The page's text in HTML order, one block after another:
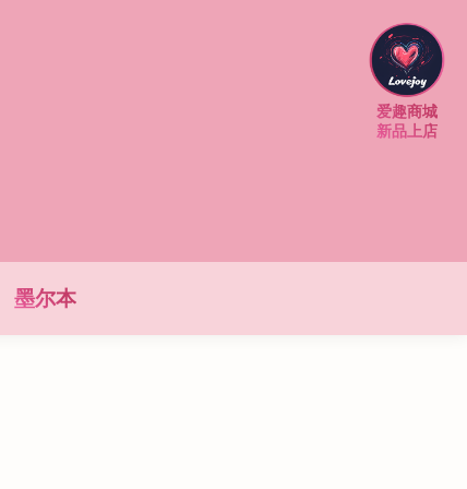
墨尔本
爱趣商城
新品上店